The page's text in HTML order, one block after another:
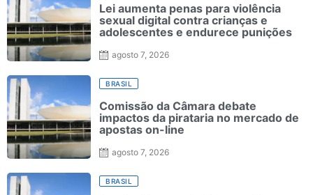
Lei aumenta penas para violência
sexual digital contra crianças e
adolescentes e endurece punições
agosto 7, 2026
BRASIL
Comissão da Câmara debate
impactos da pirataria no mercado de
apostas on-line
agosto 7, 2026
BRASIL